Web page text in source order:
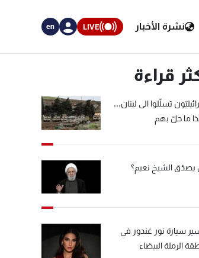
نشرة الأخبار LIVE
en
قراءة
تسلّلوا الى لبنان...
ما حلّ بهم
الشيخ نعيم؟
سيارة نور غندور في
الرملة البيضاء